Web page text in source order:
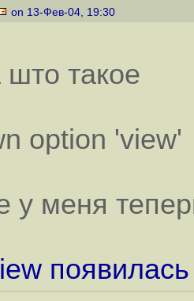
on 13-Фев-04, 19:30
што такое
option 'view'
у меня